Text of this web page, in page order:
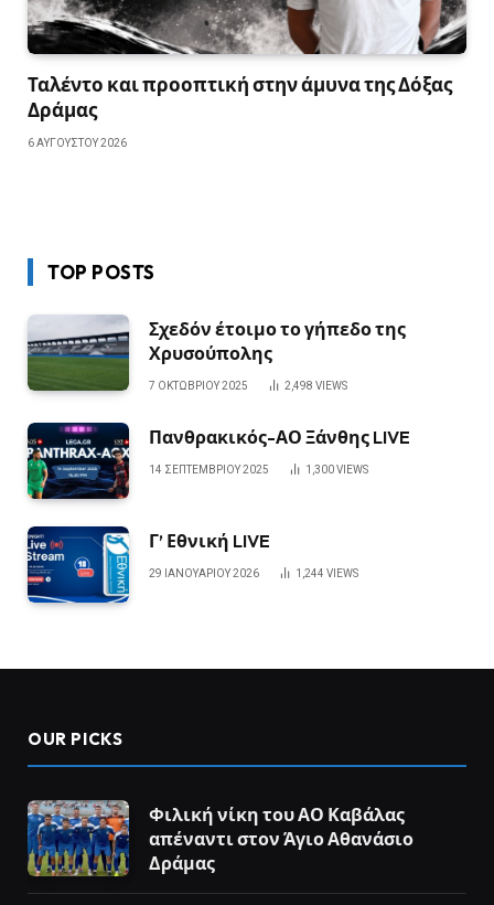
Ταλέντο και προοπτική στην άμυνα της Δόξας
Δράμας
6 ΑΥΓΟΎΣΤΟΥ 2026
TOP POSTS
Σχεδόν έτοιμο το γήπεδο της
Χρυσούπολης
7 ΟΚΤΩΒΡΊΟΥ 2025 2,498 VIEWS
Πανθρακικός-ΑΟ Ξάνθης LIVE
14 ΣΕΠΤΕΜΒΡΊΟΥ 2025 1,300VIEWS
Γ’ Εθνική LIVE
29 ΙΑΝΟΥΑΡΊΟΥ 2026 1,244 VIEWS
OUR PICKS
Φιλική νίκη του ΑΟ Καβάλας
απέναντι στον Άγιο Αθανάσιο
Δράμας